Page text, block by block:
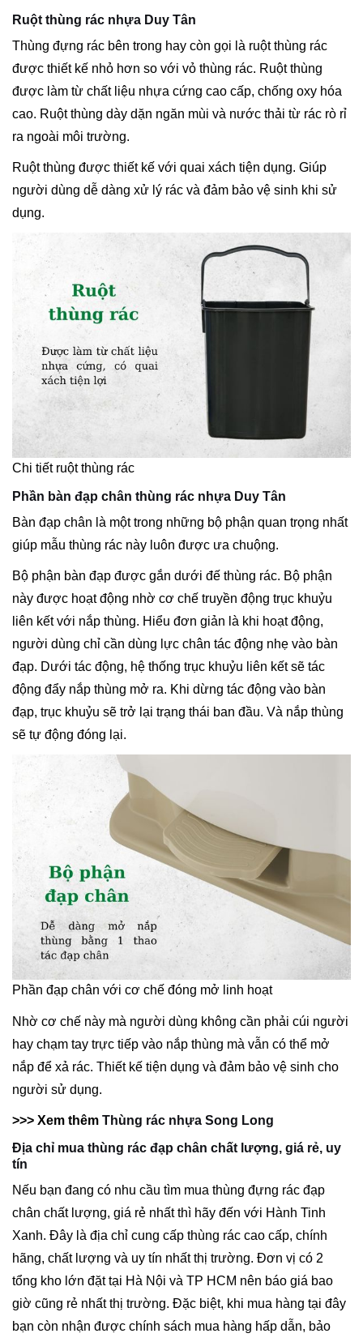
Ruột thùng rác nhựa Duy Tân
Thùng đựng rác bên trong hay còn gọi là ruột thùng rác
được thiết kế nhỏ hơn so với vỏ thùng rác. Ruột thùng
được làm từ chất liệu nhựa cứng cao cấp, chống oxy hóa
cao. Ruột thùng dày dặn ngăn mùi và nước thải từ rác rò rỉ
ra ngoài môi trường.
Ruột thùng được thiết kế với quai xách tiện dụng. Giúp
người dùng dễ dàng xử lý rác và đảm bảo vệ sinh khi sử
dụng.
Chi tiết ruột thùng rác
Phần bàn đạp chân thùng rác nhựa Duy Tân
Bàn đạp chân là một trong những bộ phận quan trọng nhất
giúp mẫu thùng rác này luôn được ưa chuộng.
Bộ phận bàn đạp được gắn dưới đế thùng rác. Bộ phận
này được hoạt động nhờ cơ chế truyền động trục khuỷu
liên kết với nắp thùng. Hiểu đơn giản là khi hoạt động,
người dùng chỉ cần dùng lực chân tác động nhẹ vào bàn
đạp. Dưới tác động, hệ thống trục khuỷu liên kết sẽ tác
động đẩy nắp thùng mở ra. Khi dừng tác động vào bàn
đạp, trục khuỷu sẽ trở lại trạng thái ban đầu. Và nắp thùng
sẽ tự động đóng lại.
Phần đạp chân với cơ chế đóng mở linh hoạt
Nhờ cơ chế này mà người dùng không cần phải cúi người
hay chạm tay trực tiếp vào nắp thùng mà vẫn có thể mở
nắp để xả rác. Thiết kế tiện dụng và đảm bảo vệ sinh cho
người sử dụng.
>>> Xem thêm Thùng rác nhựa Song Long
Địa chỉ mua thùng rác đạp chân chất lượng, giá rẻ, uy
tín
Nếu bạn đang có nhu cầu tìm mua thùng đựng rác đạp
chân chất lượng, giá rẻ nhất thì hãy đến với Hành Tinh
Xanh. Đây là địa chỉ cung cấp thùng rác cao cấp, chính
hãng, chất lượng và uy tín nhất thị trường. Đơn vị có 2
tổng kho lớn đặt tại Hà Nội và TP HCM nên báo giá bao
giờ cũng rẻ nhất thị trường. Đặc biệt, khi mua hàng tại đây
bạn còn nhận được chính sách mua hàng hấp dẫn, bảo